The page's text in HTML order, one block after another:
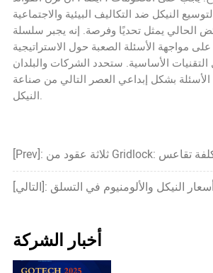
الحالي يمثل تحديًا وفرصة. إنه يجبر سلسلة
على مواجهة الأسئلة الصعبة حول الاستراتيجية
الأساسية. ستحدد الشركات والبلدان
بشكل إبداعي العصر التالي من صناعة
النيكل.
أسعار النيكل والألومنيوم في التسلق
أخبار الشركة